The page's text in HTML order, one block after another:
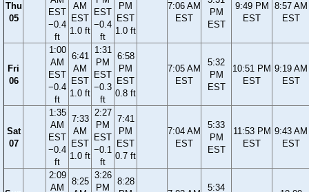
Thu
05
EST
−0.4
ft
AM
EST
1.0 ft
EST
−0.4
ft
PM
EST
1.0 ft
7:06 AM
EST
PM
EST
9:49 PM
EST
8:57 AM
EST
Fri
06
1:00
AM
EST
−0.4
ft
6:41
AM
EST
1.0 ft
1:31
PM
EST
−0.3
ft
6:58
PM
EST
0.8 ft
7:05 AM
EST
5:32
PM
EST
10:51 PM
EST
9:19 AM
EST
Sat
07
1:35
AM
EST
−0.4
ft
7:33
AM
EST
1.0 ft
2:27
PM
EST
−0.1
ft
7:41
PM
EST
0.7 ft
7:04 AM
EST
5:33
PM
EST
11:53 PM
EST
9:43 AM
EST
2:09
AM
8:25
3:26
PM
8:28
5:34